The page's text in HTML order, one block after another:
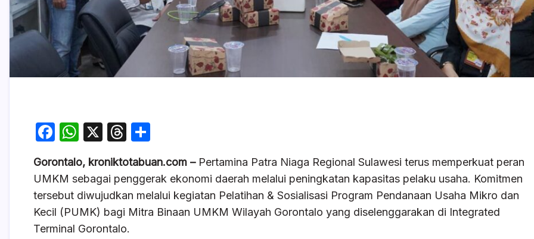
F
c
e
b
o
W
at
s
A
p
X
T
e
a
d
s
ar
e
Gorontalo, kroniktotabuan.com –Pertamina Patra Niaga Regional Sulawesi terus memperkuat peran
UMKM sebagai penggerak ekonomi daerah melalui peningkatan kapasitas pelaku usaha. Komitmen
tersebut diwujudkan melalui kegiatan Pelatihan & Sosialisasi Program Pendanaan Usaha Mikro dan
Kecil (PUMK) bagi Mitra Binaan UMKM Wilayah Gorontalo yang diselenggarakan di Integrated
Terminal Gorontalo.